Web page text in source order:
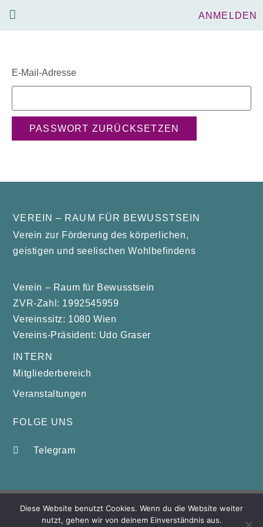
ANMELDEN
E-Mail-Adresse
VEREIN – RAUM FÜR BEWUSSTSEIN
Verein zur Förderung des körperlichen,
geistigen und seelischen Wohlbefindens
Verein – Raum für Bewusstsein
ZVR-Zahl: 1992545959
Vereinssitz: 1080 Wien
Vereins-Präsident: Udo Graser
INTERN
Mitgliederbereich
Veranstaltungen
FOLGE UNS
Telegram
Impressum |Datenschutzerklärung
Diese Website benutzt Cookies. Wenn du die Website weiter
nutzt, gehen wir von deinem Einverständnis aus.